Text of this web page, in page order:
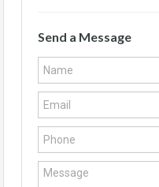
Send a Message